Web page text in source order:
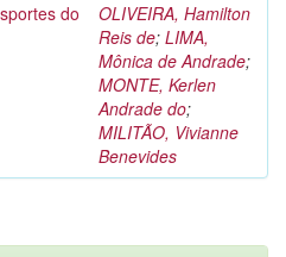
do
OLIVEIRA, Hamilton
Reis de; LIMA,
Mônica de Andrade;
MONTE, Kerlen
Andrade do;
MILITÃO, Vivianne
Benevides